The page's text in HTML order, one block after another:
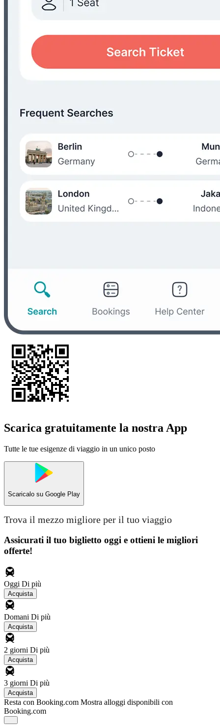
Scarica gratuitamente la nostra App
Tutte le tue esigenze di viaggio in un unico posto
Scaricalo su Google Play
Trova il mezzo migliore per il tuo viaggio
Assicurati il ​​tuo biglietto oggi e ottieni le migliori
offerte!
Oggi Di più
Acquista
Domani Di più
Acquista
2 giorni Di più
Acquista
3 giorni Di più
Acquista
Resta con Booking.com Mostra alloggi disponibili con
Booking.com